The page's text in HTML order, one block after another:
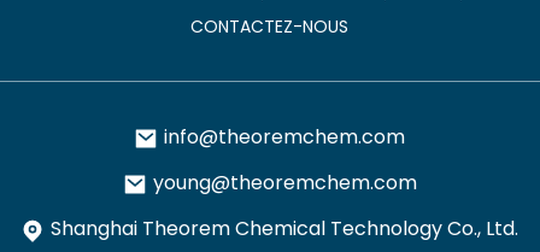
CONTACTEZ-NOUS
info@theoremchem.com
young@theoremchem.com
Shanghai Theorem Chemical Technology Co., Ltd.